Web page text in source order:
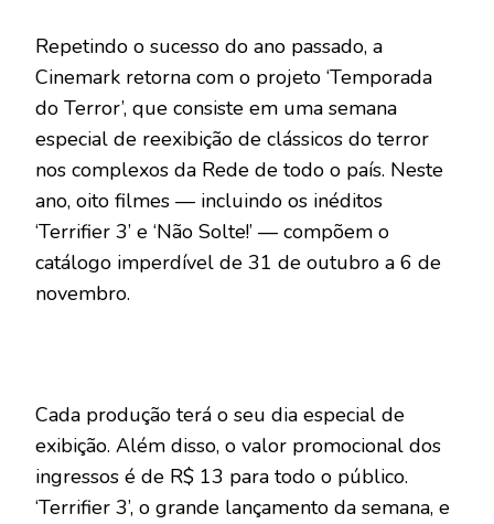
Repetindo o sucesso do ano passado, a
Cinemark retorna com o projeto ‘Temporada
do Terror’, que consiste em uma semana
especial de reexibição de clássicos do terror
nos complexos da Rede de todo o país. Neste
ano, oito filmes — incluindo os inéditos
‘Terrifier 3’ e ‘Não Solte!’ — compõem o
catálogo imperdível de 31 de outubro a 6 de
novembro.
Cada produção terá o seu dia especial de
exibição. Além disso, o valor promocional dos
ingressos é de R$ 13 para todo o público.
‘Terrifier 3’, o grande lançamento da semana, e